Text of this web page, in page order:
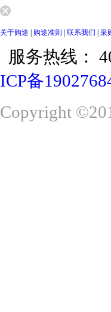
关于购途 购途准则 联系我们 采
服务热线：
ICP备
Copyright